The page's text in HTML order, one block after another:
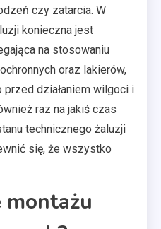
czy zatarcia. W
konieczna jest
na stosowaniu
oraz lakierów,
działaniem wilgoci i
raz na jakiś czas
technicznego żaluzji
się, że wszystko
montażu